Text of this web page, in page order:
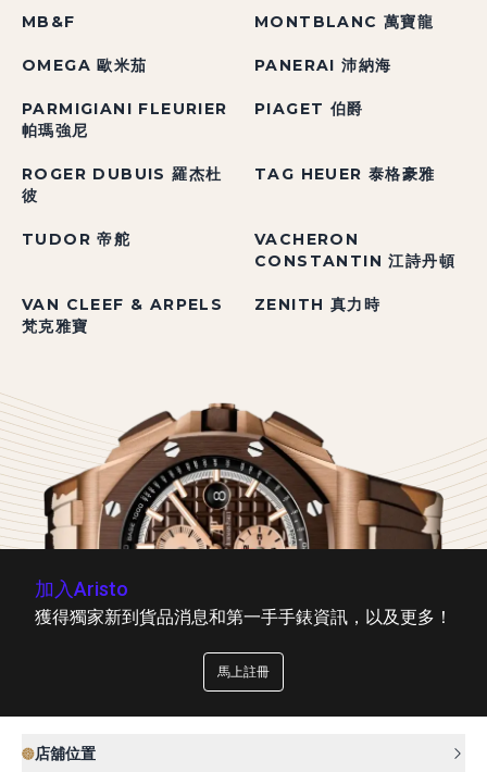
MB&F MONTBLANC 萬寶龍
OMEGA 歐米茄 PANERAI 沛納海
PARMIGIANI FLEURIER
帕瑪強尼
PIAGET 伯爵
ROGER DUBUIS 羅杰杜
彼
TAG HEUER 泰格豪雅
TUDOR 帝舵
VACHERON
CONSTANTIN 江詩丹頓
VAN CLEEF & ARPELS
梵克雅寶
ZENITH 真力時
加入Aristo
獲得獨家新到貨品消息和第一手手錶資訊，以及更多！
馬上註冊
店舖位置